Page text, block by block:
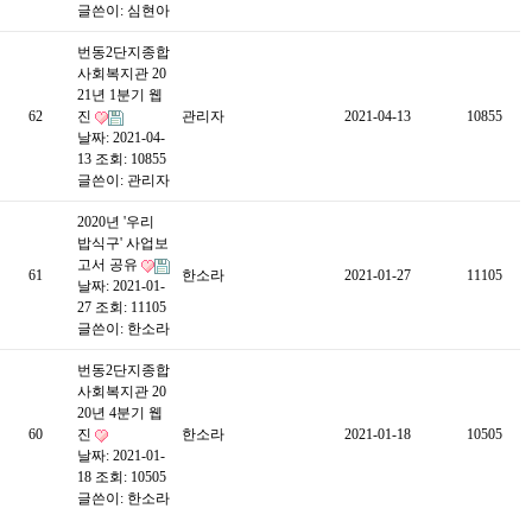
글쓴이: 심현아
62
번동2단지종합
사회복지관 20
21년 1분기 웹
진
날짜: 2021-04-
13 조회: 10855
글쓴이: 관리자
관리자 2021-04-13 10855
61
2020년 '우리
밥식구' 사업보
고서 공유
날짜: 2021-01-
27 조회: 11105
글쓴이: 한소라
한소라 2021-01-27 11105
60
번동2단지종합
사회복지관 20
20년 4분기 웹
진
날짜: 2021-01-
18 조회: 10505
글쓴이: 한소라
한소라 2021-01-18 10505